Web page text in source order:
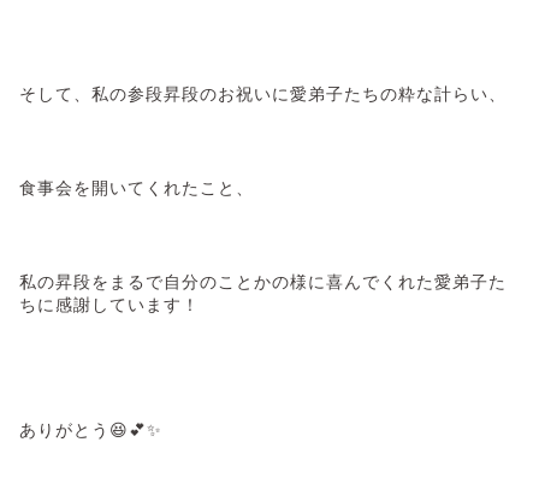
そして、私の参段昇段のお祝いに愛弟子たちの粋な計らい、
食事会を開いてくれたこと、
私の昇段をまるで自分のことかの様に喜んでくれた愛弟子た
ちに感謝しています！
ありがとう😆💕✨